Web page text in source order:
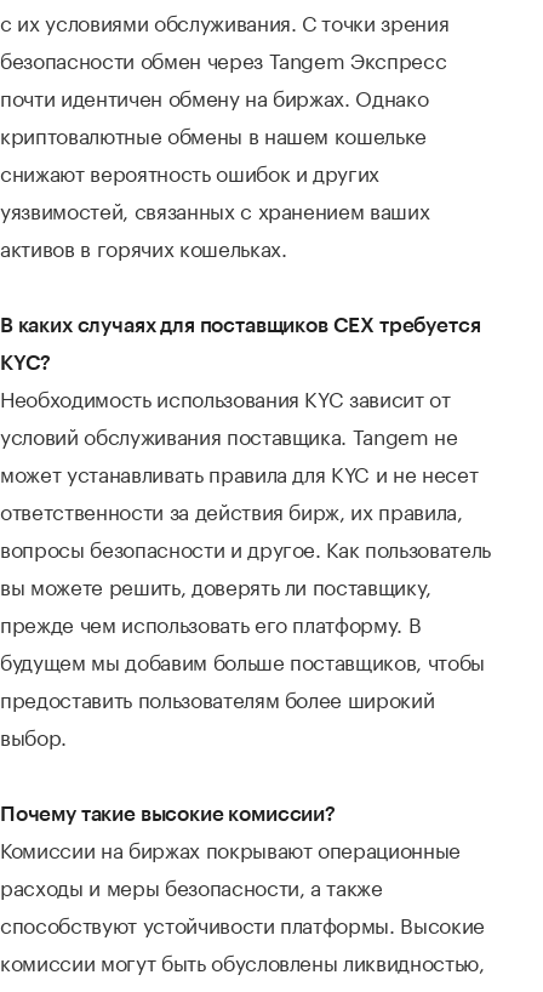
с их условиями обслуживания. С точки зрения
безопасности обмен через Tangem Экспресс
почти идентичен обмену на биржах. Однако
криптовалютные обмены в нашем кошельке
снижают вероятность ошибок и других
уязвимостей, связанных с хранением ваших
активов в горячих кошельках.
В каких случаях для поставщиков CEX требуется
KYC?
Необходимость использования KYC зависит от
условий обслуживания поставщика. Tangem не
может устанавливать правила для KYC и не несет
ответственности за действия бирж, их правила,
вопросы безопасности и другое. Как пользователь
вы можете решить, доверять ли поставщику,
прежде чем использовать его платформу. В
будущем мы добавим больше поставщиков, чтобы
предоставить пользователям более широкий
выбор.
Почему такие высокие комиссии?
Комиссии на биржах покрывают операционные
расходы и меры безопасности, а также
способствуют устойчивости платформы. Высокие
комиссии могут быть обусловлены ликвидностью,